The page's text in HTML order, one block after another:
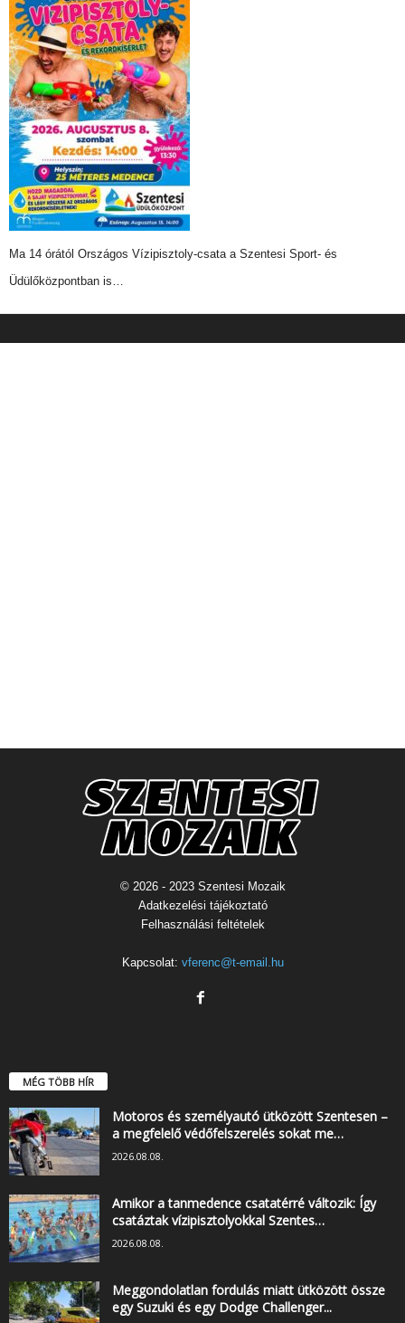
Ma 14 órától Országos Vízipisztoly-csata a Szentesi Sport- és
Üdülőközpontban is…
© 2026 - 2023 Szentesi Mozaik
Adatkezelési tájékoztató
Felhasználási feltételek
Kapcsolat: vferenc@t-email.hu
MÉG TÖBB HÍR
Motoros és személyautó ütközött Szentesen –
a megfelelő védőfelszerelés sokat me…
2026.08.08.
Amikor a tanmedence csatatérré változik: Így
csatáztak vízipisztolyokkal Szentes…
2026.08.08.
Meggondolatlan fordulás miatt ütközött össze
egy Suzuki és egy Dodge Challenger...